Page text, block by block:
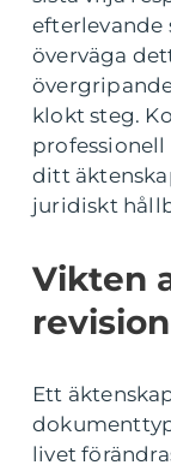
efterlevande
överväga
klokt steg.
ditt
juridiskt
Vikten
revision
Ett
livet